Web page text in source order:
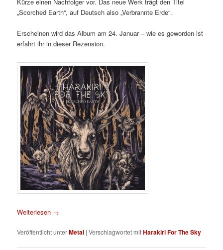
„Scorched Earth“, auf Deutsch also „Verbrannte Erde“.
Erscheinen wird das Album am 24. Januar – wie es geworden ist
erfahrt ihr in dieser Rezension.
Weiterlesen →
Veröffentlicht unterMetal |Verschlagwortet mitHarakiri For The Sky